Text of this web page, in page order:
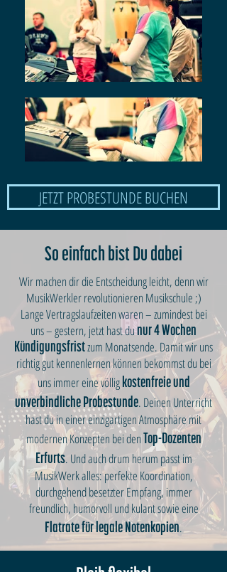
JETZT PROBESTUNDE BUCHEN
So einfach bist Du dabei
Wir machen dir die Entscheidung leicht, denn wir
MusikWerkler revolutionieren Musikschule ;)
Lange Vertragslaufzeiten waren – zumindest bei
uns – gestern, jetzt hast dunur 4 Wochen
Kündigungsfristzum Monatsende. Damit wir uns
richtig gut kennenlernen können bekommst du bei
uns immer eine völlig kostenfreie und
unverbindliche Probestunde. Deinen Unterricht
hast du in einer einzigartigen Atmosphäre mit
modernen Konzepten bei denTop-Dozenten
Erfurts. Und auch drum herum passt im
MusikWerk alles: perfekte Koordination,
durchgehend besetzter Empfang, immer
freundlich, humorvoll und kulant sowie eine
Flatrate für legale Notenkopien.